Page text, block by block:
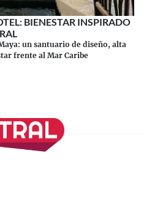
BIENESTAR INSPIRADO
un santuario de diseño, alta
frente al Mar Caribe